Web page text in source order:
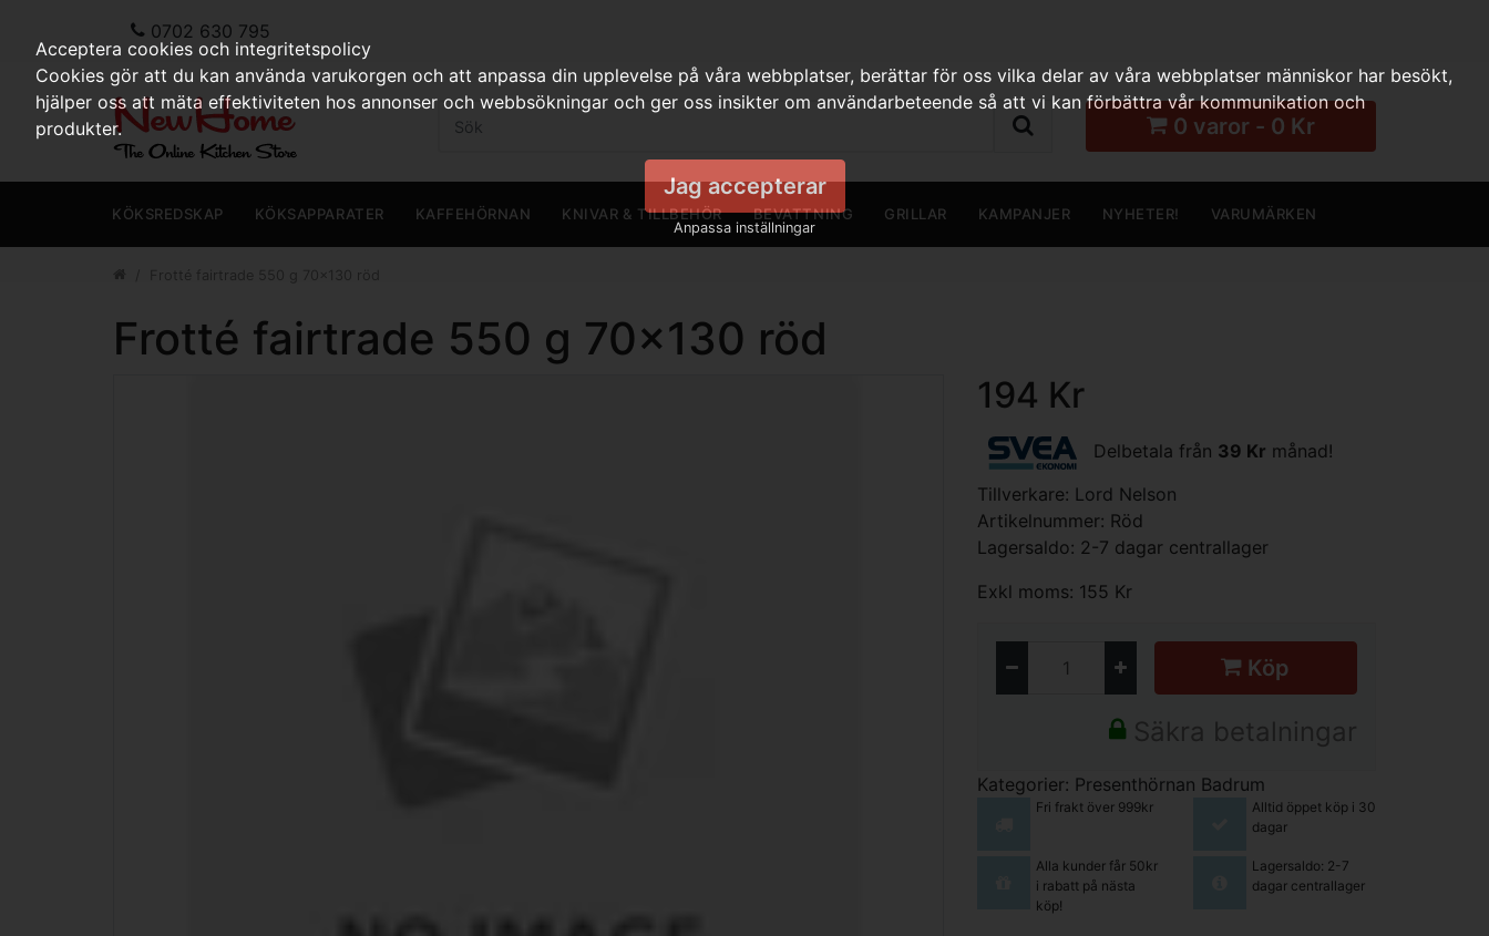
0702 630 795
0 varor - 0 Kr
KÖKSREDSKAP KÖKSAPPARATER KAFFEHÖRNAN KNIVAR & TILLBEHÖR BEVATTNING GRILLAR KAMPANJER NYHETER! VARUMÄRKEN
Frotté fairtrade 550 g 70x130 röd
194 Kr
Delbetala från 39 Kr månad!
Tillverkare: Lord Nelson
Artikelnummer: Röd
Lagersaldo: 2-7 dagar centrallager
Exkl moms: 155 Kr
Köp
Säkra betalningar
Kategorier: Presenthörnan Badrum
Fri frakt över 999kr
Alltid öppet köp i 30
dagar
Alla kunder får 50kr
i rabatt på nästa
köp!
Lagersaldo: 2-7
dagar centrallager
Acceptera cookies och integritetspolicy
Cookies gör att du kan använda varukorgen och att anpassa din upplevelse på våra webbplatser, berättar för oss vilka delar av våra webbplatser människor har besökt,
hjälper oss att mäta effektiviteten hos annonser och webbsökningar och ger oss insikter om användarbeteende så att vi kan förbättra vår kommunikation och
produkter.
Jag accepterar
Anpassa inställningar